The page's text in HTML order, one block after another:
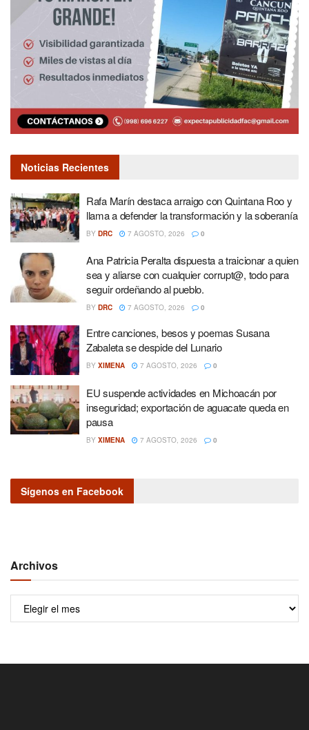
Noticias Recientes
Rafa Marín destaca arraigo con Quintana Roo y
llama a defender la transformación y la soberanía
BY DRC 7 AGOSTO, 2026 0
Ana Patricia Peralta dispuesta a traicionar a quien
sea y aliarse con cualquier corrupt@, todo para
seguir ordeñando al pueblo.
BY DRC 7 AGOSTO, 2026 0
Entre canciones, besos y poemas Susana
Zabaleta se despide del Lunario
BY XIMENA 7 AGOSTO, 2026 0
EU suspende actividades en Michoacán por
inseguridad; exportación de aguacate queda en
pausa
BY XIMENA 7 AGOSTO, 2026 0
Sígenos en Facebook
Archivos